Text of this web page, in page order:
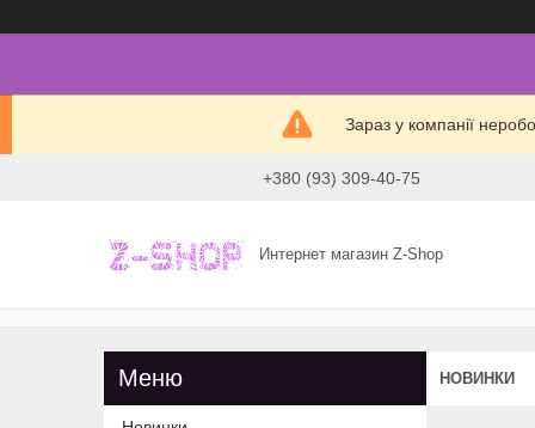
Зараз у компанії
+380 (93) 309-40-75
Интернет магазин Z-Shop
НОВИНКИ